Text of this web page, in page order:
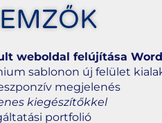
weboldal felújítása
sablonon új felület
megjelenés
kiegészítőkkel
portfolió